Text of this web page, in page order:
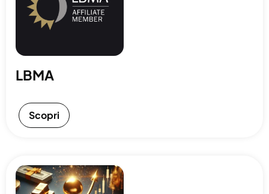
LBMA
Scopri